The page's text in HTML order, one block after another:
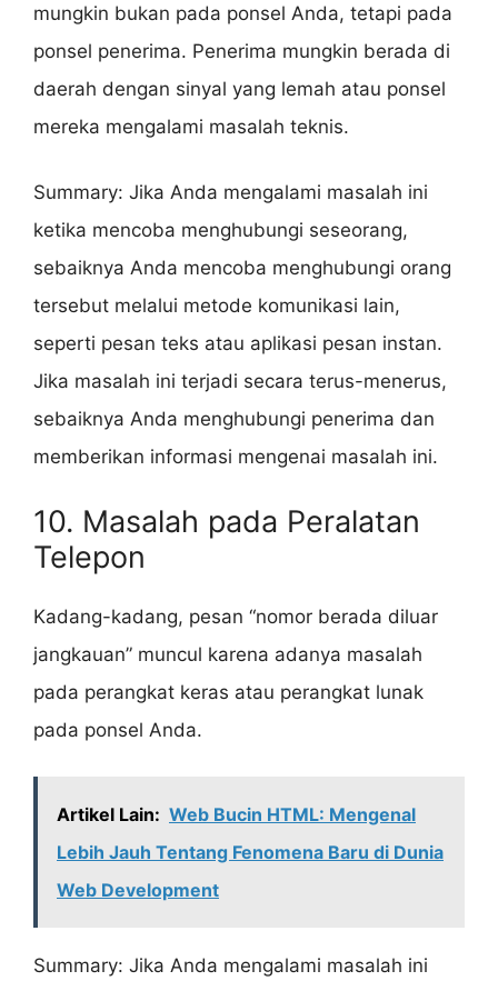
mungkin bukan pada ponsel Anda, tetapi pada
ponsel penerima. Penerima mungkin berada di
daerah dengan sinyal yang lemah atau ponsel
mereka mengalami masalah teknis.
Summary: Jika Anda mengalami masalah ini
ketika mencoba menghubungi seseorang,
sebaiknya Anda mencoba menghubungi orang
tersebut melalui metode komunikasi lain,
seperti pesan teks atau aplikasi pesan instan.
Jika masalah ini terjadi secara terus-menerus,
sebaiknya Anda menghubungi penerima dan
memberikan informasi mengenai masalah ini.
10. Masalah pada Peralatan
Telepon
Kadang-kadang, pesan “nomor berada diluar
jangkauan” muncul karena adanya masalah
pada perangkat keras atau perangkat lunak
pada ponsel Anda.
Artikel Lain: Web Bucin HTML: Mengenal
Lebih Jauh Tentang Fenomena Baru di Dunia
Web Development
Summary: Jika Anda mengalami masalah ini